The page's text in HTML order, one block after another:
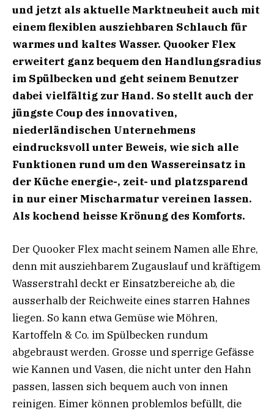
und jetzt als aktuelle Marktneuheit auch mit
einem flexiblen ausziehbaren Schlauch für
warmes und kaltes Wasser. Quooker Flex
erweitert ganz bequem den Handlungsradius
im Spülbecken und geht seinem Benutzer
dabei vielfältig zur Hand. So stellt auch der
jüngste Coup des innovativen,
niederländischen Unternehmens
eindrucksvoll unter Beweis, wie sich alle
Funktionen rund um den Wassereinsatz in
der Küche energie-, zeit- und platzsparend
in nur einer Mischarmatur vereinen lassen.
Als kochend heisse Krönung des Komforts.
Der Quooker Flex macht seinem Namen alle Ehre,
denn mit ausziehbarem Zugauslauf und kräftigem
Wasserstrahl deckt er Einsatzbereiche ab, die
ausserhalb der Reichweite eines starren Hahnes
liegen. So kann etwa Gemüse wie Möhren,
Kartoffeln & Co. im Spülbecken rundum
abgebraust werden. Grosse und sperrige Gefässe
wie Kannen und Vasen, die nicht unter den Hahn
passen, lassen sich bequem auch von innen
reinigen. Eimer können problemlos befüllt, die